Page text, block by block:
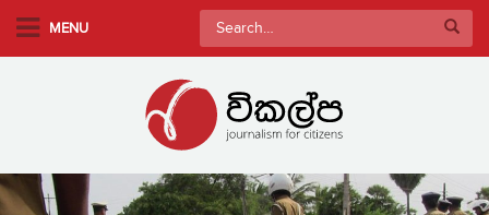
m
a
MENU
Search
for: